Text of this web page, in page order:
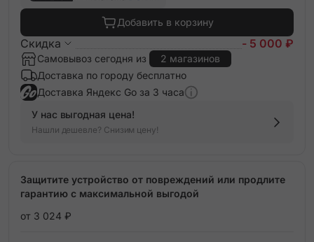
Добавить в корзину
Скидка - 5 000 ₽
Самовывоз сегодня из
2 магазинов
Доставка по городу бесплатно
Доставка Яндекс Go за 3 часа
У нас выгодная цена!
Нашли дешевле? Снизим цену!
Защитите устройство от повреждений или продлите
гарантию с максимальной выгодой
от 3 024 ₽